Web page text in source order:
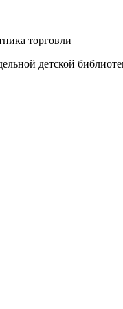
торговли
детской